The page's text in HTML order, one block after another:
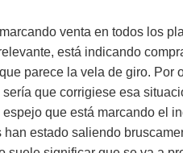
venta en todos los
está indicando
parece la vela de giro. Por
que corrigiese esa
que está marcando el
han estado saliendo